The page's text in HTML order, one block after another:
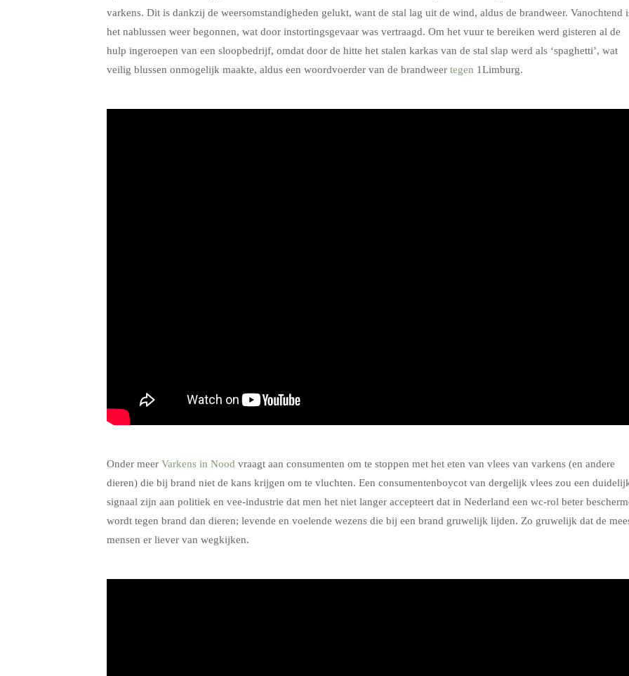
varkens. Dit is dankzij de weersomstandigheden gelukt, want de stal lag uit de wind, aldus de brandweer. Vanochtend
het nablussen weer begonnen, wat door instortingsgevaar was vertraagd. Om het vuur te bereiken werd gisteren al de
hulp ingeroepen van een sloopbedrijf, omdat door de hitte het stalen karkas van de stal slap werd als ‘spaghetti’, wat
veilig blussen onmogelijk maakte, aldus een woordvoerder van de brandweer tegen 1Limburg.
Onder meer Varkens in Nood vraagt aan consumenten om te stoppen met het eten van vlees van varkens (en andere
dieren) die bij brand niet de kans krijgen om te vluchten. Een consumentenboycot van dergelijk vlees zou een
signaal zijn aan politiek en vee-industrie dat men het niet langer accepteert dat in Nederland een wc-rol beter
wordt tegen brand dan dieren; levende en voelende wezens die bij een brand gruwelijk lijden. Zo gruwelijk dat de
mensen er liever van wegkijken.